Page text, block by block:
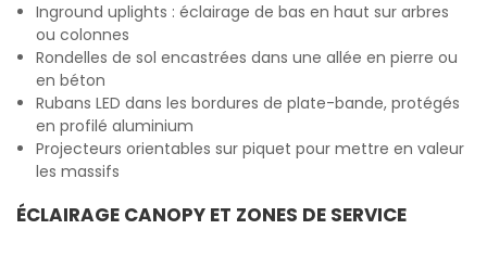
Inground uplights : éclairage de bas en haut sur arbres
ou colonnes
Rondelles de sol encastrées dans une allée en pierre ou
en béton
Rubans LED dans les bordures de plate-bande, protégés
en profilé aluminium
Projecteurs orientables sur piquet pour mettre en valeur
les massifs
ÉCLAIRAGE CANOPY ET ZONES DE SERVICE